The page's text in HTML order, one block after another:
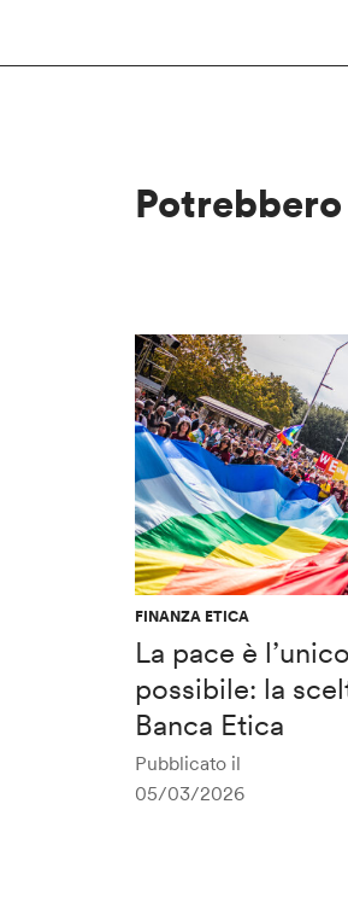
FINANZA ETICA
La pace è
possibile: la
Banca Etica
Pubblicato il
05/03/2026